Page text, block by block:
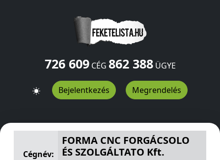
726 609CÉG 862 388ÜGYE
Bejelentkezés Megrendelés
FORMA CNC FORGÁCSOLO ÉS SZOLGÁLTATO Kft.
Ady
Cégnév:
FORMA CNC FORGÁCSOLO
ÉS SZOLGÁLTATO Kft.